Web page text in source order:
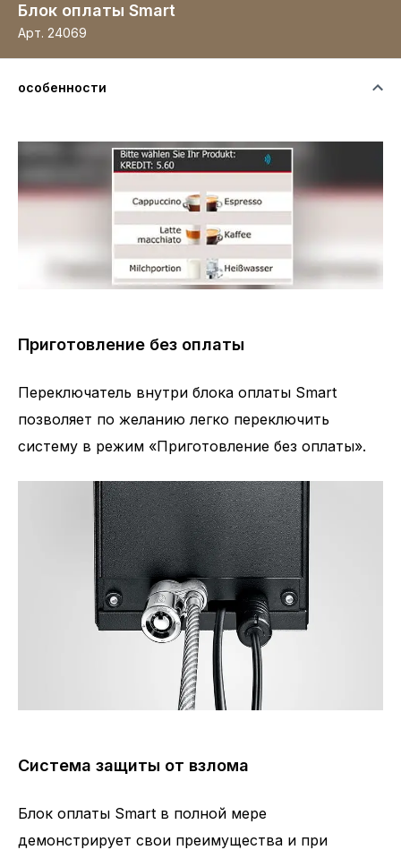
Блок оплаты Smart
Арт. 24069
особенности
Приготовление без оплаты
Переключатель внутри блока оплаты Smart
позволяет по желанию легко переключить
систему в режим «Приготовление без оплаты».
Система защиты от взлома
Блок оплаты Smart в полной мере
демонстрирует свои преимущества и при